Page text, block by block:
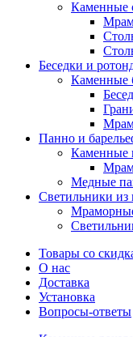
Каменные
Беседки и
Каменные
Панно и
Каменные
Медные
Светильники из
Товары со
О нас
Доставка
Установка
Вопросы-ответы